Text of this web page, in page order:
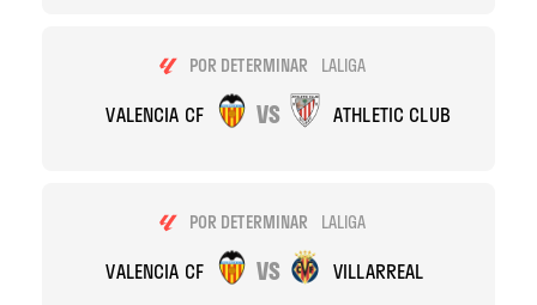
POR DETERMINAR LALIGA
VALENCIA CF VS ATHLETIC CLUB
POR DETERMINAR LALIGA
VALENCIA CF VS VILLARREAL